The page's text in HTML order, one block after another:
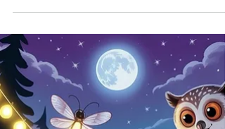
Max, sich der Herausforderung eines
aufregenden Seifenkistenrennens stellen.
Mit ihren selbstgebauten, bunten
Seifenkisten rasen sie den steilen Hügel
hinunter, erleben Abenteuer, meistern
Hindernisse und entdecken, wie wichtig